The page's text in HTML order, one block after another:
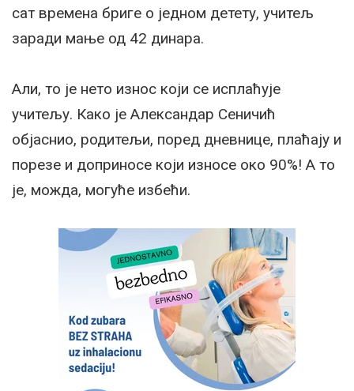
сат времена бриге о једном детету, учитељ
заради мање од 42 динара.
Али, то је нето износ који се исплаћује
учитељу. Како је Александар Сеничић
објаснио, родитељи, поред дневнице, плаћају и
порезе и доприносе који износе око 90%! А то
је, можда, могуће избећи.